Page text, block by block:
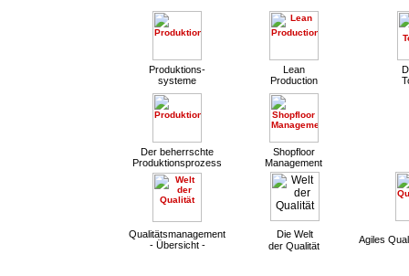
Produktions-
systeme
Lean
Production
Der beherrschte
Produktionsprozess
Shopfloor
Management
Qualitätsmanagement
- Übersicht -
Die Welt
der Qualität
Agiles